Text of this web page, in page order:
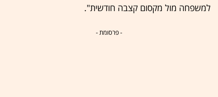
למשפחה מול מקסום קצבה חודשית".
- פרסומת -